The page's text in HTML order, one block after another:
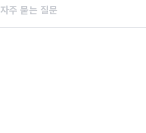
자주 묻는 질문